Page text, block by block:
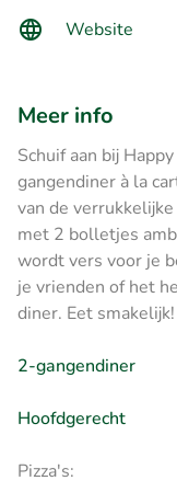
Website
Meer info
Schuif aan bij
gangendiner à la
van de
met 2 bolletjes
wordt vers voor je
je vrienden of het
diner. Eet smakelijk!
2-gangendiner
Hoofdgerecht
Pizza's: